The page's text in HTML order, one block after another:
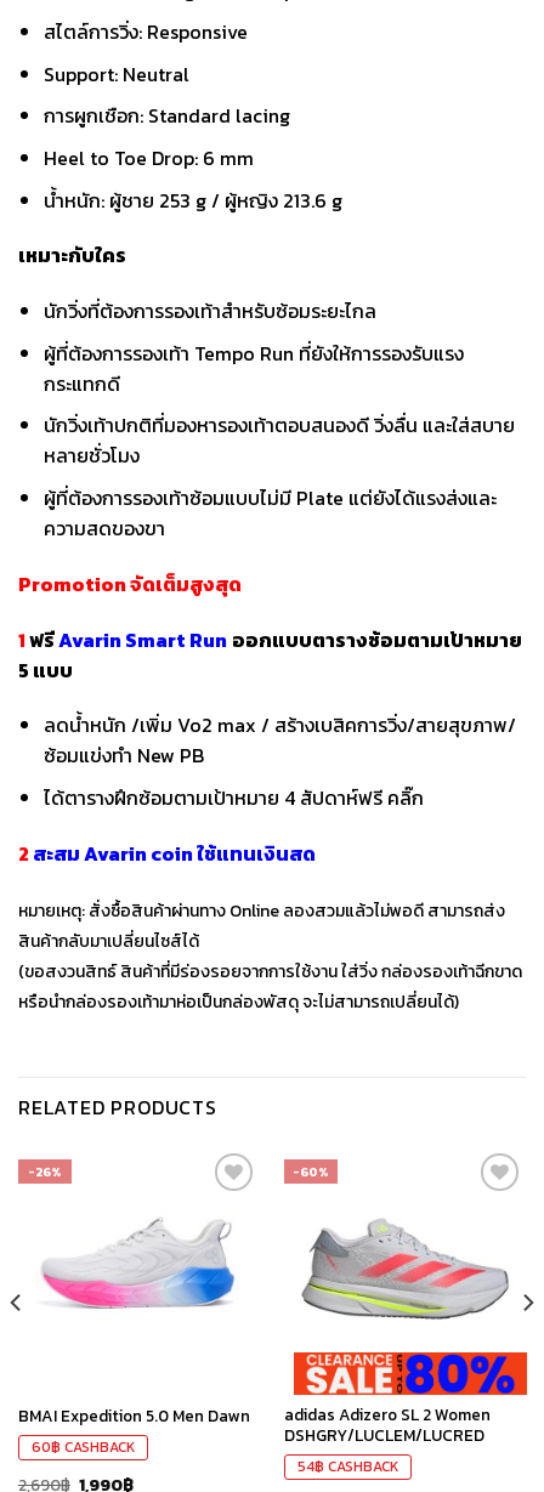
สไตล์การวิ่ง: Responsive
Support: Neutral
การผูกเชือก: Standard lacing
Heel to Toe Drop: 6 mm
น้ำหนัก: ผู้ชาย 253 g / ผู้หญิง 213.6 g
เหมาะกับใคร
นักวิ่งที่ต้องการรองเท้าสำหรับซ้อมระยะไกล
ผู้ที่ต้องการรองเท้า Tempo Run ที่ยังให้การรองรับแรง
กระแทกดี
นักวิ่งเท้าปกติที่มองหารองเท้าตอบสนองดี วิ่งลื่น และใส่สบาย
หลายชั่วโมง
ผู้ที่ต้องการรองเท้าซ้อมแบบไม่มี Plate แต่ยังได้แรงส่งและ
ความสดของขา
Promotion จัดเต็มสูงสุด
1ฟรีAvarin Smart Run ออกแบบตารางซ้อมตามเป้าหมาย
5 แบบ
ลดน้ำหนัก /เพิ่ม Vo2 max / สร้างเบสิคการวิ่ง/สายสุขภาพ/
ซ้อมแข่งทำ New PB
ได้ตารางฝึกซ้อมตามเป้าหมาย 4 สัปดาห์ฟรี คลิ๊ก
2 สะสม Avarin coin ใช้แทนเงินสด
หมายเหตุ: สั่งซื้อสินค้าผ่านทาง Online ลองสวมแล้วไม่พอดี สามารถส่ง
สินค้ากลับมาเปลี่ยนไซส์ได้
(ขอสงวนสิทธ์ สินค้าที่มีร่องรอยจากการใช้งาน ใส่วิ่ง กล่องรองเท้าฉีกขาด
หรือนำกล่องรองเท้ามาห่อเป็นกล่องพัสดุ จะไม่สามารถเปลี่ยนได้)
RELATED PRODUCTS
-26%
เก็บ
ใน
สินค้า
ที่ชอบ
BMAI Expedition 5.0 Men Dawn
60฿ CASHBACK
2,690฿ 1,990฿
-60%
สินค้า
ที่ชอบ
adidas Adizero SL 2 Women
DSHGRY/LUCLEM/LUCRED
54฿ CASHBACK